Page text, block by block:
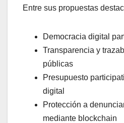
Entre sus propuestas
Democracia digital
Transparencia y
públicas
Presupuesto
digital
Protección a
mediante blockchain